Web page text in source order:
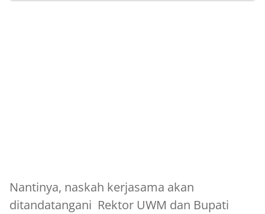
Nantinya, naskah kerjasama akan
ditandatangani Rektor UWM dan Bupati